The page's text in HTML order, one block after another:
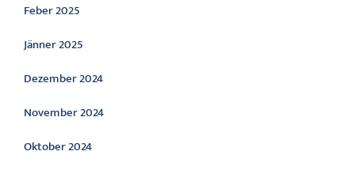
Feber 2025
Jänner 2025
Dezember 2024
November 2024
Oktober 2024